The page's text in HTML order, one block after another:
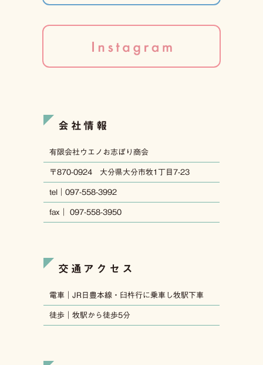
会社情報
有限会社ウエノお志ぼり商会
〒870-0924 大分県大分市牧1丁目7-23
tel｜097-558-3992
fax｜ 097-558-3950
交通アクセス
電車｜JR日豊本線・臼杵行に乗車し牧駅下車
徒歩｜牧駅から徒歩5分